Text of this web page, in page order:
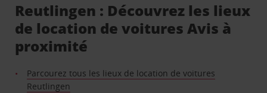
Reutlingen : Découvrez les lieux
de location de voitures Avis à
proximité
Parcourez tous les lieux de location de voitures
Reutlingen